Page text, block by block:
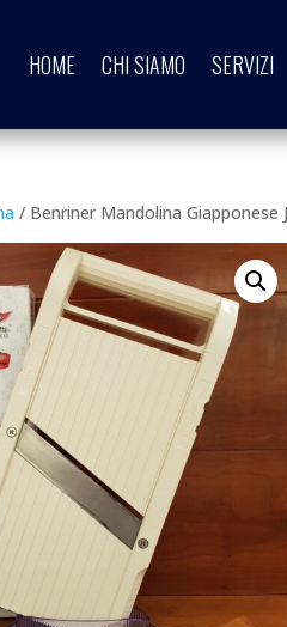
HOME CHI SIAMO SERVIZI
/ Benriner Mandolina Giapponese